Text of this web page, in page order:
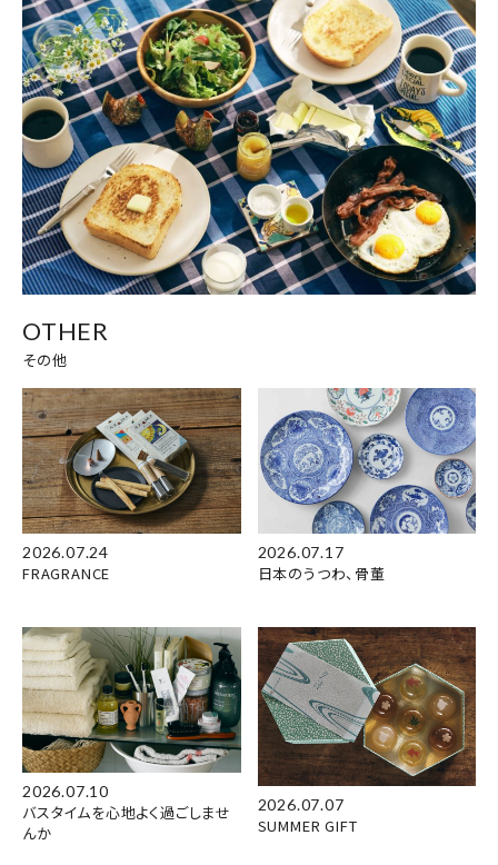
OTHER
その他
2026.07.24
FRAGRANCE
2026.07.17
日本のうつわ、骨董
2026.07.10
バスタイムを心地よく過ごしませ
んか
2026.07.07
SUMMER GIFT